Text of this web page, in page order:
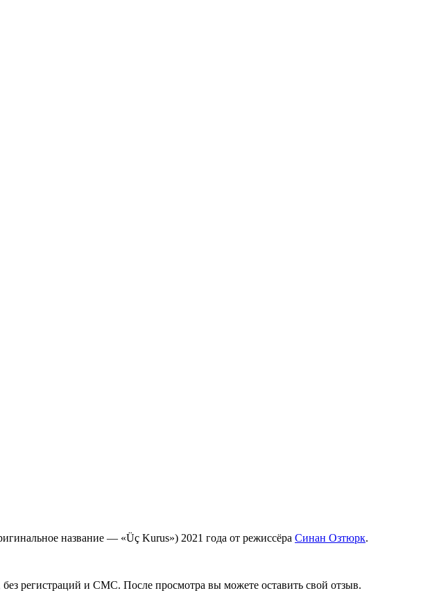
название — «Üç Kurus») 2021 года от режиссёра Синан Озтюрк.
регистраций и СМС. После просмотра вы можете оставить свой отзыв.